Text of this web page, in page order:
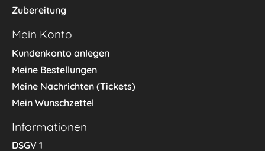
Zubereitung
Mein Konto
Kundenkonto anlegen
Meine Bestellungen
Meine Nachrichten (Tickets)
Mein Wunschzettel
Informationen
DSGV 1